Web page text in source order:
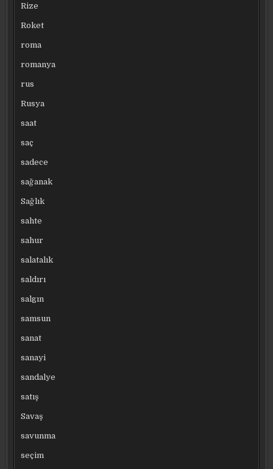
Rize
Roket
roma
romanya
rus
Rusya
saat
saç
sadece
sağanak
Sağlık
sahte
sahur
salatalık
saldırı
salgın
samsun
sanat
sanayi
sandalye
satış
Savaş
savunma
seçim